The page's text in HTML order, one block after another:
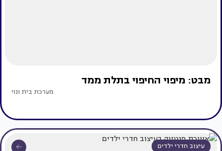
מבט: מיפוי החיפוי בתלת ממד
מערכת בית ונוי
עיצוב חדרי ילדים